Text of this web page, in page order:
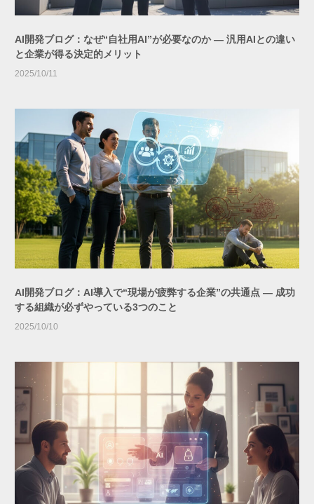
AI開発ブログ：なぜ“自社用AI”が必要なのか ― 汎用AIとの違い
と企業が得る決定的メリット
2025/10/11
AI開発ブログ：AI導入で“現場が疲弊する企業”の共通点 ― 成功
する組織が必ずやっている3つのこと
2025/10/10